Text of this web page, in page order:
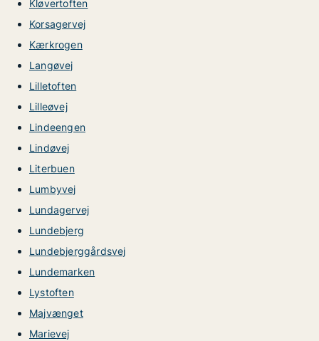
Kløvertoften
Korsagervej
Kærkrogen
Langøvej
Lilletoften
Lilleøvej
Lindeengen
Lindøvej
Literbuen
Lumbyvej
Lundagervej
Lundebjerg
Lundebjerggårdsvej
Lundemarken
Lystoften
Majvænget
Marievej